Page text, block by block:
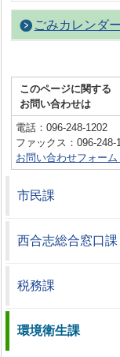
ごみカレンダ
このページに関する
お問い合わせは
電話：096-248-1202
ファックス：096-248-
お問い合わせフォー
市民課
西合志総合窓口課
税務課
環境衛生課